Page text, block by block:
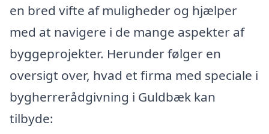
en bred vifte af muligheder og hjælper
med at navigere i de mange aspekter af
byggeprojekter. Herunder følger en
oversigt over, hvad et firma med speciale i
bygherrerådgivning i Guldbæk kan
tilbyde: